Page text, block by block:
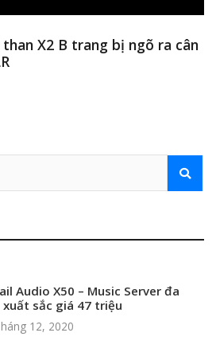
X2 B trang bị ngõ ra cân
Audio X50 – Music Server đa
xuất sắc giá 47 triệu
12, 2020